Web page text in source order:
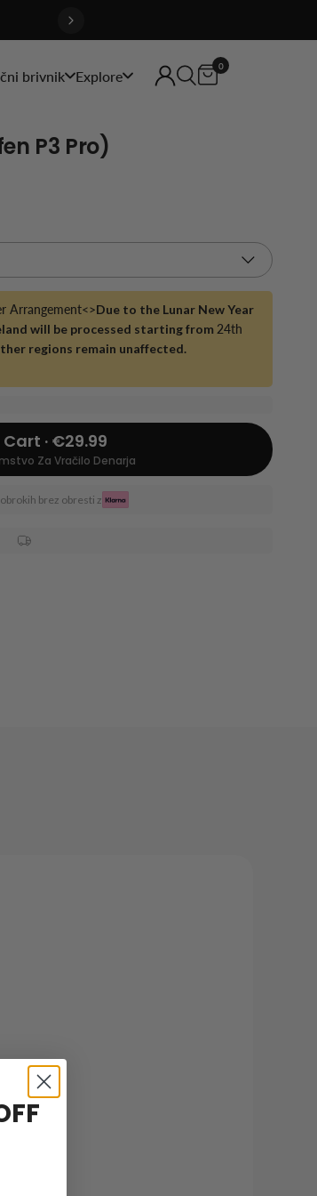
brivnik Explore
0
P3 Pro)
Arrangement<>Due to the Lunar New Year
will be processed starting from 24th
regions remain unaffected.
· €29.99
Za Vračilo Denarja
brez obresti z